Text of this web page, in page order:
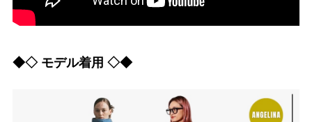
◆◇ モデル着用 ◇◆